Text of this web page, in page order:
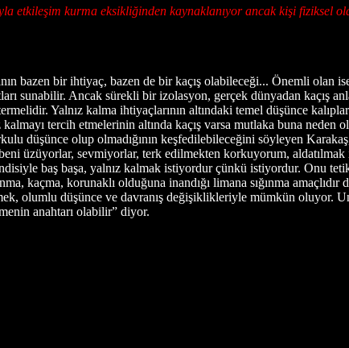
etkileşim kurma eksikliğinden kaynaklanıyor ancak kişi fiziksel
bazen bir ihtiyaç, bazen de bir kaçış olabileceği... Önemli olan
sunabilir. Ancak sürekli bir izolasyon, gerçek dünyadan kaçış
Yalnız kalma ihtiyaçlarının altındaki temel düşünce
tercih etmelerinin altında kaçış varsa mutlaka buna
düşünce olup olmadığının keşfedilebileceğini söyleyen
üzüyorlar, sevmiyorlar, terk edilmekten korkuyorum,
baş başa, yalnız kalmak istiyordur çünkü istiyordur. Onu
kaçma, korunaklı olduğuna inandığı limana sığınma
olumlu düşünce ve davranış değişiklikleriyle mümkün oluyor.
anahtarı olabilir” diyor.